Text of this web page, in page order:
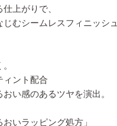
上がりで、
むシームレスフィニッシュ
ント配合
い感のあるツヤを演出。
いラッピング処方」